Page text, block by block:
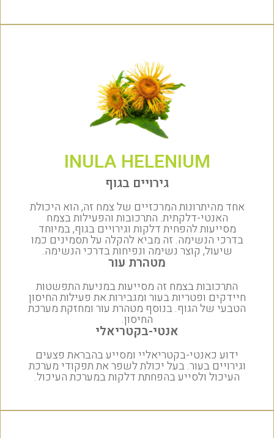
INULA HELENIUM
גירויים בגוף
אחד מהיתרונות המרכזיים של צמח זה, הוא היכולת
האנטי-דלקתית. התרכובות והפעילות בצמח
מסייעות להפחית דלקות וגירויים בגוף, במיוחד
בדרכי הנשימה. זה מביא להקלה על תסמינים כמו
שיעול, קוצר נשימה ונפיחות בדרכי הנשימה.
מטהרת עור
התרכובות בצמח זה מסייעות במניעת התפשטות
חיידקים ופטריות בעור ומגבירות את פעילות החיסון
הטבעי של הגוף. בנוסף מטהרת עור ומחזקת מערכת
החיסון.
אנטי-בקטריאלי
ידוע כאנטי-בקטריאליי ומסייע בהבראת פצעים
וגירויים בעור. בעל יכולת לשפר את תפקודי מערכת
העיכול ולסייע בהפחתת דלקות במערכת העיכול.